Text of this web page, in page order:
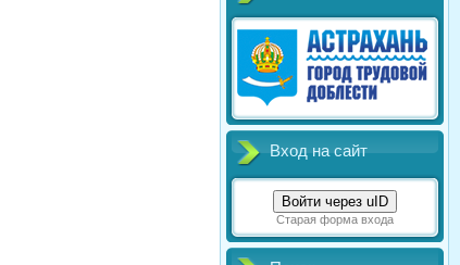
Вход на сайт
Войти через uID
Старая форма входа